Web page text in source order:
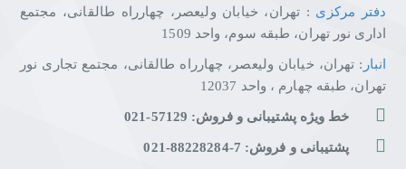
دفتر مرکزی : تهران، خیابان ولیعصر، چهارراه طالقانی، مجتمع
اداری نور تهران، طبقه سوم، واحد 1509
انبار : تهران، خیابان ولیعصر، چهارراه طالقانی، مجتمع تجاری نور
تهران، طبقه چهارم ، واحد 12037
خط ویژه پشتیبانی و فروش: 57129-021
پشتیبانی و فروش: 7-88228284-021